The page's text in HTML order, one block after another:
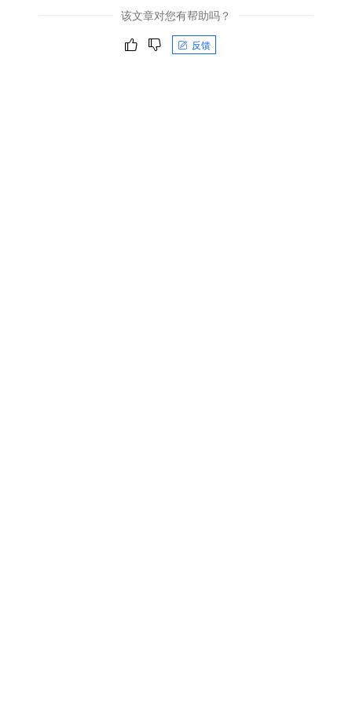
该文章对您有帮助吗？
反馈